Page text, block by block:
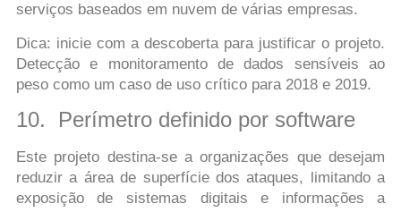
serviços baseados em nuvem de várias empresas.
Dica: inicie com a descoberta para justificar o projeto.
Detecção e monitoramento de dados sensíveis ao
peso como um caso de uso crítico para 2018 e 2019.
10. Perímetro definido por software
Este projeto destina-se a organizações que desejam
reduzir a área de superfície dos ataques, limitando a
exposição de sistemas digitais e informações a